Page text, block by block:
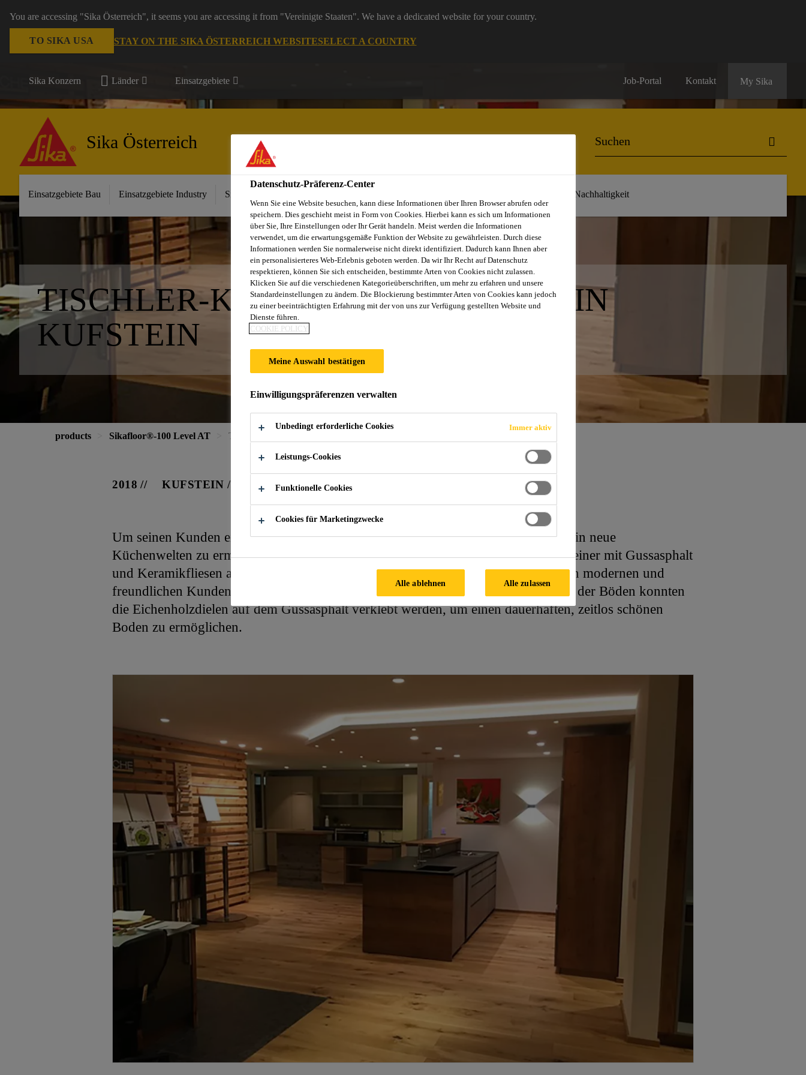
You are accessing "Sika Österreich", it seems you are accessing it from "Vereinigte Staaten". We have a dedicated website for your country.
TO SIKA USA STAY ON THE SIKA ÖSTERREICH WEBSITESELECT A COUNTRY
Sika Konzern Länder Einsatzgebiete Job-Portal Kontakt My Sika
Sika Österreich
Einsatzgebiete Bau Einsatzgebiete Industry Sika im Handel Nachhaltigkeit
TISCHLER-KÜCHENSCHAURAUM IN
KUFSTEIN
products Sikafloor®-100 Level AT Tischler-Küchenschauraum in Kufstein
2018 KUFSTEIN / ÖSTERREICH
Um seinen Kunden ein noch besseres Gefühl für Parkettböden und einen Einblick in neue
Küchenwelten zu ermöglichen, entschied sich der Tischler Walter Mühlegger aus seiner mit Gussasphalt
und Keramikfliesen ausgelegten, rund 120 m² großen Garage und Lagerraum einen modernen und
freundlichen Kunden-Schauraum zu machen. Erst nach professionellem Ausgleich der Böden konnten
die Eichenholzdielen auf dem Gussasphalt verklebt werden, um einen dauerhaften, zeitlos schönen
Boden zu ermöglichen.
Datenschutz-Präferenz-Center
Wenn Sie eine Website besuchen, kann diese Informationen über Ihren Browser abrufen oder
speichern. Dies geschieht meist in Form von Cookies. Hierbei kann es sich um Informationen
über Sie, Ihre Einstellungen oder Ihr Gerät handeln. Meist werden die Informationen
verwendet, um die erwartungsgemäße Funktion der Website zu gewährleisten. Durch diese
Informationen werden Sie normalerweise nicht direkt identifiziert. Dadurch kann Ihnen aber
ein personalisierteres Web-Erlebnis geboten werden. Da wir Ihr Recht auf Datenschutz
respektieren, können Sie sich entscheiden, bestimmte Arten von Cookies nicht zulassen.
Klicken Sie auf die verschiedenen Kategorieüberschriften, um mehr zu erfahren und unsere
Standardeinstellungen zu ändern. Die Blockierung bestimmter Arten von Cookies kann jedoch
zu einer beeinträchtigten Erfahrung mit der von uns zur Verfügung gestellten Website und
Dienste führen.
COOKIE POLICY
Meine Auswahl bestätigen
Einwilligungspräferenzen verwalten
Unbedingt erforderliche Cookies Immer aktiv
Leistungs-Cookies
Funktionelle Cookies
Cookies für Marketingzwecke
Alle ablehnen Alle zulassen